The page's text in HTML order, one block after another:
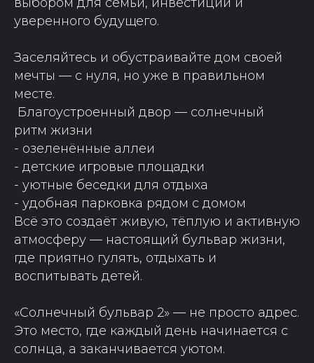
уверенного будущего.
Заселяйтесь и обустраивайте дом своей
мечты — с нуля, но уже в правильном
месте.
Благоустроенный двор — солнечный
ритм жизни
- озеленённые аллеи
- детские игровые площадки
- уютные беседки для отдыха
- удобная парковка рядом с домом
Всё это создаёт живую, тёплую и активную
атмосферу — настоящий бульвар жизни,
где приятно гулять, отдыхать и
воспитывать детей.
«Солнечный бульвар 2» — не просто адрес.
Это место, где каждый день начинается с
солнца, а заканчивается уютом.